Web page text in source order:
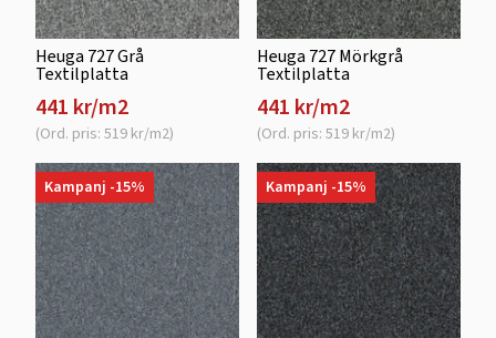
Heuga 727 Grå
Textilplatta
441 kr/m2
(Ord. pris: 519 kr/m2)
Heuga 727 Mörkgrå
Textilplatta
441 kr/m2
(Ord. pris: 519 kr/m2)
Kampanj -15% Kampanj -15%